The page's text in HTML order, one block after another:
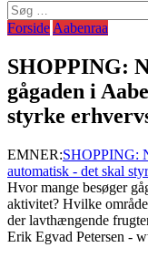
Søg
efter:
Forside Aabenraa
SHOPPING:
gågaden i
styrke
EMNER:SHOPPING:
automatisk - det skal
Hvor mange besøger
aktivitet? Hvilke
der lavthængende
Erik Egvad Petersen -